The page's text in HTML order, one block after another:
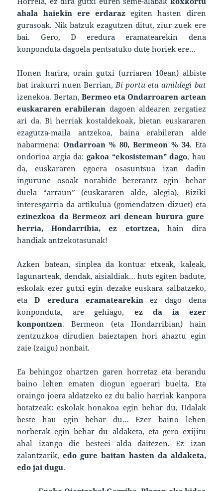
ahala haiekin ere erdaraz egiten hasten diren
gurasoak. Nik batzuk ezagutzen ditut, ziur zuek ere
bai. Gero, D eredura eramatearekin dena
konponduta dagoela pentsatuko dute horiek ere…
Honen harira, orain gutxi (urriaren 10ean) albiste
bat irakurri nuen Berrian, Bi portu eta amildegi bat
izenekoa. Bertan, Bermeo eta Ondarroaren artean
euskararen erabileran dagoen aldearen zergatiez
ari da. Bi herriak kostaldekoak, bietan euskararen
ezagutza-maila antzekoa, baina erabileran alde
nabarmena:Ondarroan % 80, Bermeon % 34. Eta
ondorioa argia da: gakoa “ekosisteman” dago, hau
da, euskararen egoera osasuntsua izan dadin
ingurune osoak norabide bererantz egin behar
duela “arraun” (euskararen alde, alegia). Biziki
interesgarria da artikulua (gomendatzen dizuet) eta
ezinezkoa da Bermeoz ari denean burura gure
herria, Hondarribia, ez etortzea,hain dira
handiak antzekotasunak!
Azken batean, sinplea da kontua: etxeak, kaleak,
lagunarteak, dendak, aisialdiak… huts egiten badute,
eskolak ezer gutxi egin dezake euskara salbatzeko,
etaD eredura eramatearekin ez dago dena
konponduta, are gehiago, ez da ia ezer
konpontzen. Bermeon (eta Hondarribian) hain
zentzuzkoa dirudien baieztapen hori ahaztu egin
zaie (zaigu) nonbait.
Ea behingoz ohartzen garen horretaz eta berandu
baino lehen ematen diogun egoerari buelta. Eta
oraingo joera aldatzeko ez du balio harriak kanpora
botatzeak: eskolak honakoa egin behar du, Udalak
beste hau egin behar du… Ezer baino lehen
norberak egin behar du aldaketa, eta gero exijitu
ahal izango die besteei alda daitezen. Ez izan
zalantzarik,edo gure baitan hasten da aldaketa,
edo jai dugu.